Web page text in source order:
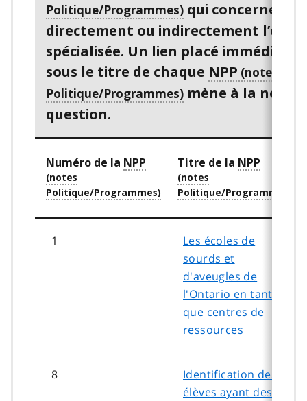
qui concernent
directement ou indirectement
spécialisée. Un lien placé
sous le titre de chaque NPP
mène à la note
question.
Numéro de la NPP Titre de la NPP
1
Les écoles de
sourds et
d'aveugles de
l'Ontario en tant
que centres de
ressources
8
Identification des
élèves ayant des